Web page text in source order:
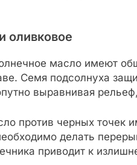
оливковое
масло имеют
Семя подсолнуха
выравнивая
против черных точек
делать
приводит к